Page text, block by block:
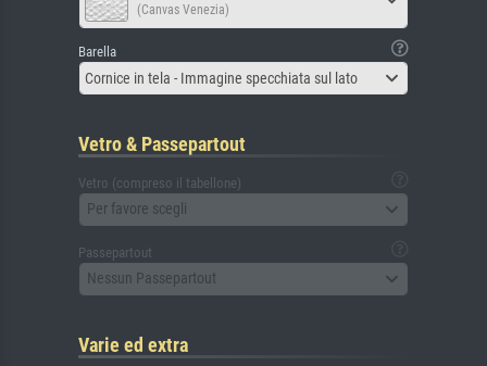
(Canvas Venezia)
Barella
Cornice in tela - Immagine specchiata sul lato
Vetro & Passepartout
Vetro (compreso il tabellone)
Per favore scegli
Passepartout
Nessun Passepartout
Varie ed extra